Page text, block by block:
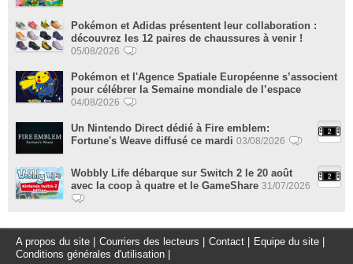
Pokémon et Adidas présentent leur collaboration :
découvrez les 12 paires de chaussures à venir !
05/08/2026
Pokémon et l'Agence Spatiale Européenne s’associent
pour célébrer la Semaine mondiale de l’espace
04/08/2026
Un Nintendo Direct dédié à Fire emblem:
Fortune's Weave diffusé ce mardi 03/08/2026
Wobbly Life débarque sur Switch 2 le 20 août
avec la coop à quatre et le GameShare 31/07/2026
A propos du site Courriers des lecteurs Contact Equipe du site
Conditions générales d'utilisation